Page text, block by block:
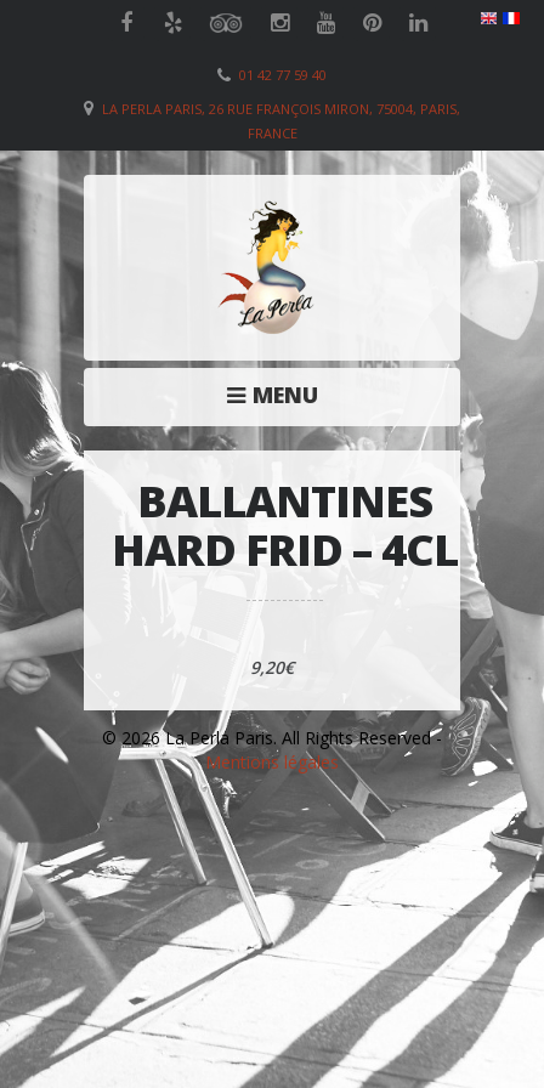
01 42 77 59 40
LA PERLA PARIS, 26 RUE FRANÇOIS MIRON, 75004, PARIS,
FRANCE
MENU
BALLANTINES
HARD FRID – 4CL
9,20€
© 2026 La Perla Paris. All Rights Reserved -
Mentions légales